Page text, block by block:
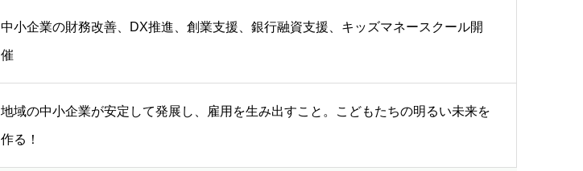
中小企業の財務改善、DX推進、創業支援、銀行融資支援、キッズマネースクール開
催
地域の中小企業が安定して発展し、雇用を生み出すこと。こどもたちの明るい未来を
作る！